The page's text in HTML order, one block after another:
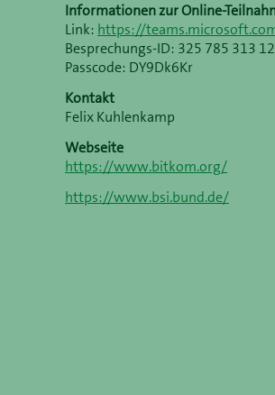
Informationen zur Online-
Link: https://
Besprechungs-ID: 325 785 313
Passcode: DY9Dk6Kr
Kontakt
Felix Kuhlenkamp
Webseite
https://www.bitkom.org/
https://www.bsi.bund.de/